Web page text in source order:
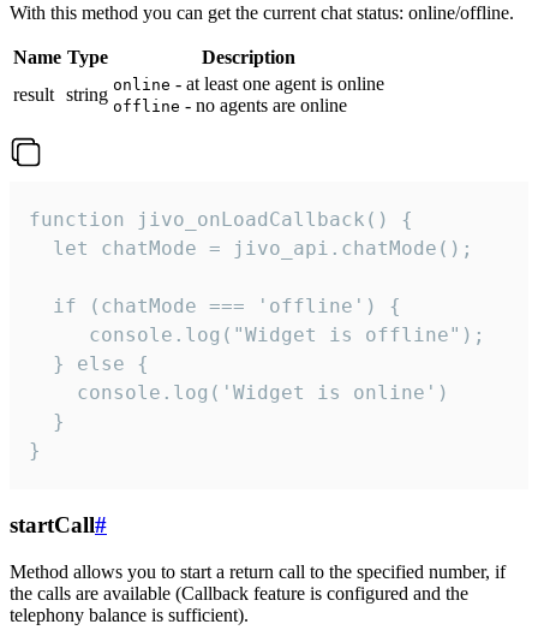
With this method you can get the current chat status: online/offline.
Name Type
Description
result string online - at least one agent is online
offline - no agents are online
function jivo_onLoadCallback() {
  let chatMode = jivo_api.chatMode();
  if (chatMode === 'offline') {
     console.log("Widget is offline");
  } else {
    console.log('Widget is online')
  }
}
startCall#
Method allows you to start a return call to the specified number, if
the calls are available (Callback feature is configured and the
telephony balance is sufficient).